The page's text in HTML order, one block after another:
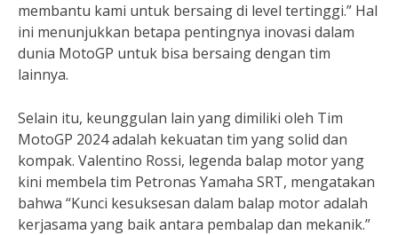
membantu kami untuk bersaing di level tertinggi.” Hal
ini menunjukkan betapa pentingnya inovasi dalam
dunia MotoGP untuk bisa bersaing dengan tim
lainnya.
Selain itu, keunggulan lain yang dimiliki oleh Tim
MotoGP 2024 adalah kekuatan tim yang solid dan
kompak. Valentino Rossi, legenda balap motor yang
kini membela tim Petronas Yamaha SRT, mengatakan
bahwa “Kunci kesuksesan dalam balap motor adalah
kerjasama yang baik antara pembalap dan mekanik.”